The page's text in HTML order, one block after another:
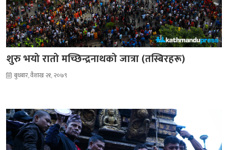
शुरु भयो रातो मच्छिन्द्रनाथको जात्रा (तस्बिरहरू)
बुधबार, वैशाख २१, २०७९